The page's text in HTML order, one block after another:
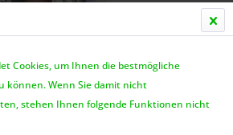
Cookies, um Ihnen die bestmögliche
können. Wenn Sie damit nicht
stehen Ihnen folgende Funktionen nicht